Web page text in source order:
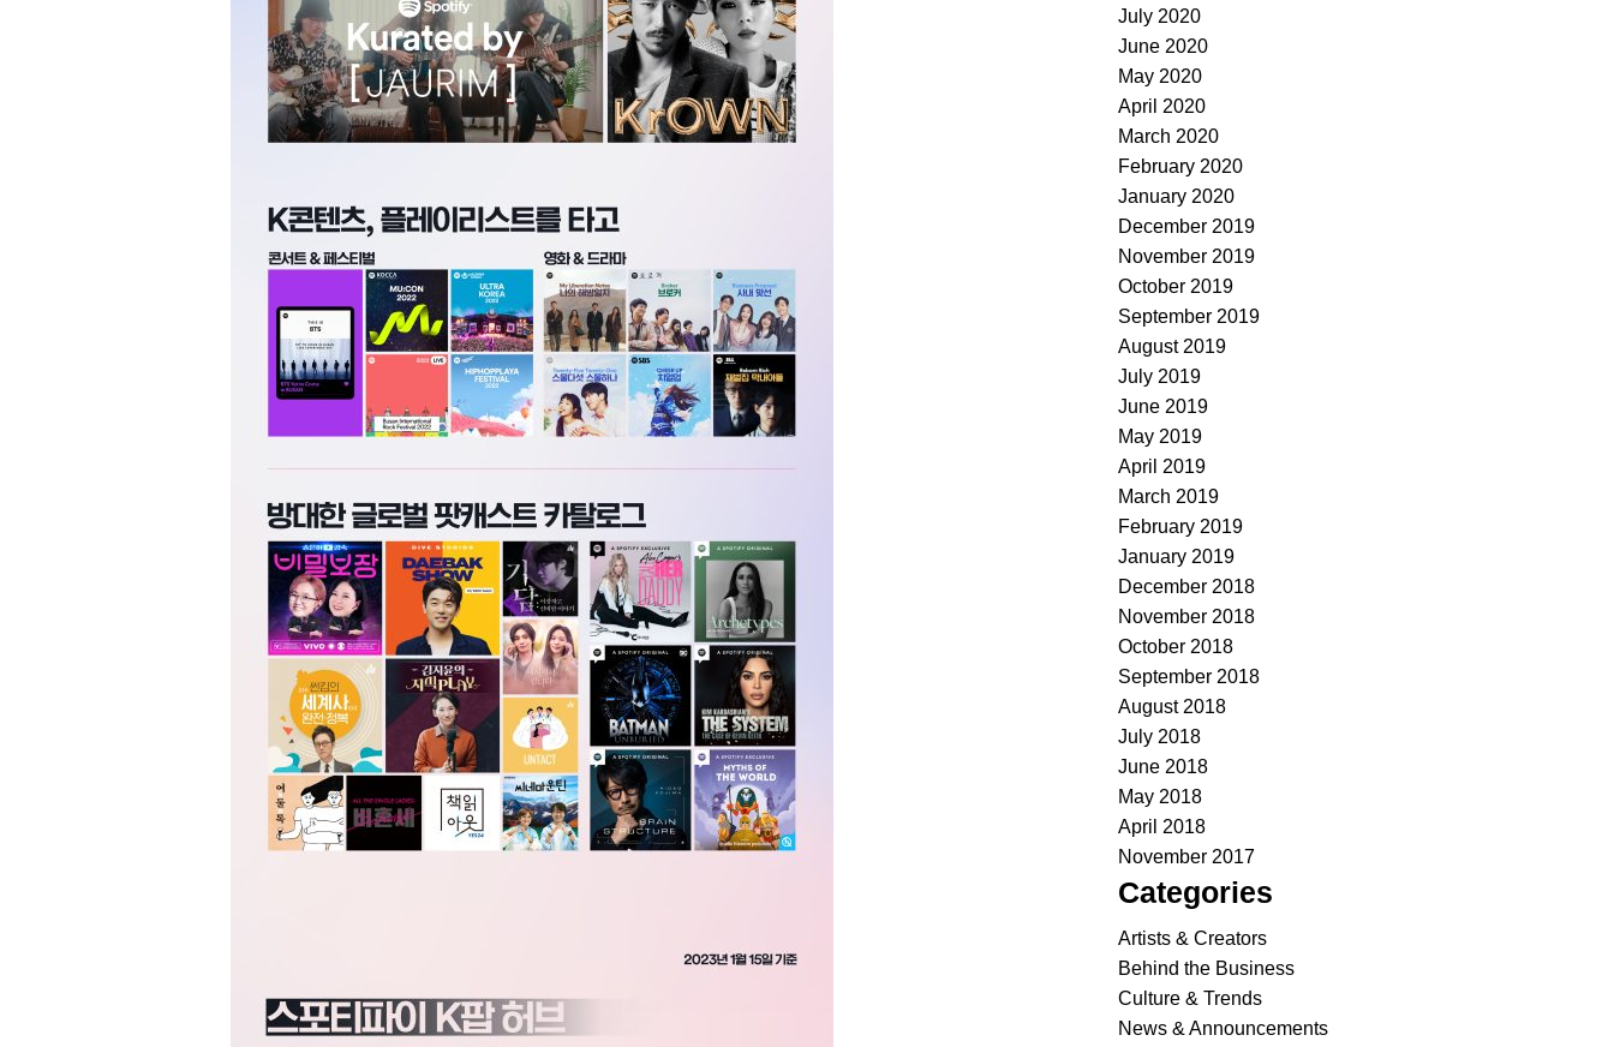
July 2020
June 2020
May 2020
April 2020
March 2020
February 2020
January 2020
December 2019
November 2019
October 2019
September 2019
August 2019
July 2019
June 2019
May 2019
April 2019
March 2019
February 2019
January 2019
December 2018
November 2018
October 2018
September 2018
August 2018
July 2018
June 2018
May 2018
April 2018
November 2017
Categories
Artists & Creators
Behind the Business
Culture & Trends
News & Announcements